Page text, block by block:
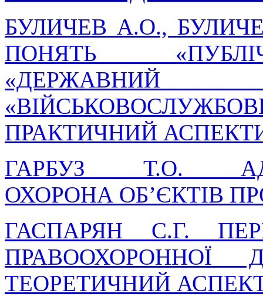
БУЛИЧЕВ А.О.,
ПОНЯТЬ
«ДЕРЖАВНИЙ
ПРАКТИЧНИЙ
ГАРБУЗ Т.О.
ОХОРОНА ОБ’ЄКТІВ
ГАСПАРЯН С.Г.
ПРАВООХОРОННОЇ
ТЕОРЕТИЧНИЙ